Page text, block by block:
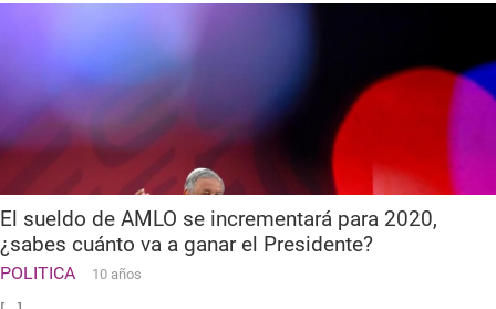
El sueldo de AMLO se incrementará para 2020,
¿sabes cuánto va a ganar el Presidente?
POLITICA 10 años